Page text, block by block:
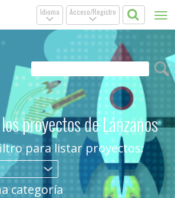
Acceso/Registro
.
Idioma
.
proyectos de Lánzanos
para listar proyectos:
.
categoría